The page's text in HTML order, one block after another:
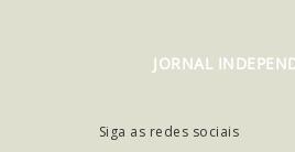
JORNAL
Siga as redes sociais